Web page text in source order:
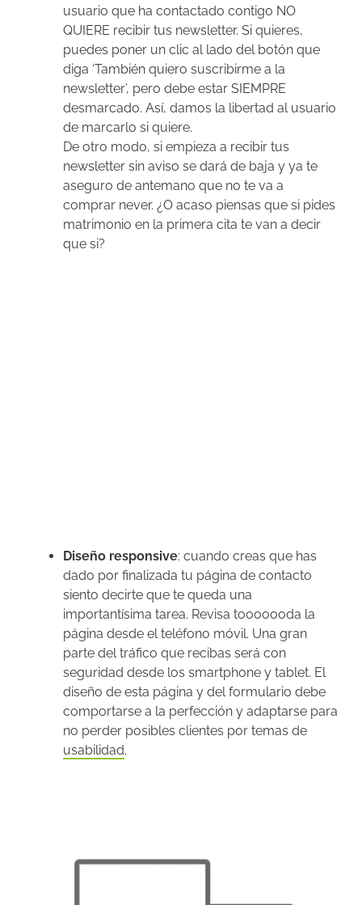
usuario que ha contactado contigo NO
QUIERE recibir tus newsletter. Si quieres,
puedes poner un clic al lado del botón que
diga ‘También quiero suscribirme a la
newsletter’, pero debe estar SIEMPRE
desmarcado. Así, damos la libertad al usuario
de marcarlo si quiere.
De otro modo, si empieza a recibir tus
newsletter sin aviso se dará de baja y ya te
aseguro de antemano que no te va a
comprar never. ¿O acaso piensas que si pides
matrimonio en la primera cita te van a decir
que si?
Diseño responsive: cuando creas que has
dado por finalizada tu página de contacto
siento decirte que te queda una
importantísima tarea. Revisa tooooooda la
página desde el teléfono móvil. Una gran
parte del tráfico que recibas será con
seguridad desde los smartphone y tablet. El
diseño de esta página y del formulario debe
comportarse a la perfección y adaptarse para
no perder posibles clientes por temas de
usabilidad.